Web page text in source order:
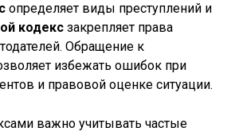
определяет виды преступлений и
кодекс закрепляет права
Обращение к
избежать ошибок при
и правовой оценке ситуации.
важно учитывать частые